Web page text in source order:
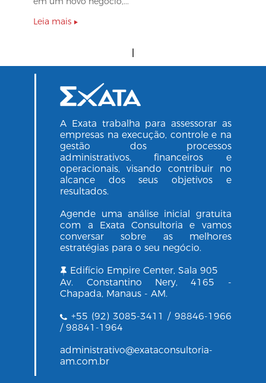
Leia mais
|
A Exata trabalha para assessorar as
empresas na execução, controle e na
gestão dos processos
administrativos, financeiros e
operacionais, visando contribuir no
alcance dos seus objetivos e
resultados.
Agende uma análise inicial gratuita
com a Exata Consultoria e vamos
conversar sobre as melhores
estratégias para o seu negócio.
Edifício Empire Center, Sala 905
Av. Constantino Nery, 4165 -
Chapada, Manaus - AM.
+55 (92) 3085-3411 / 98846-1966
/ 98841-1964
administrativo@exataconsultoria-
am.com.br